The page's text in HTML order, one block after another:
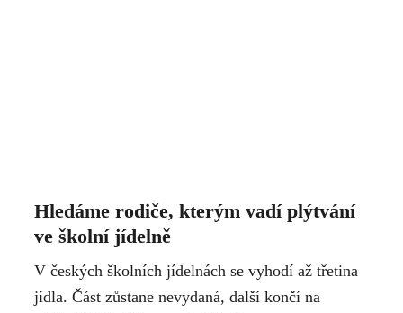
Hledáme rodiče, kterým vadí plýtvání
ve školní jídelně
V českých školních jídelnách se vyhodí až třetina
jídla. Část zůstane nevydaná, další končí na